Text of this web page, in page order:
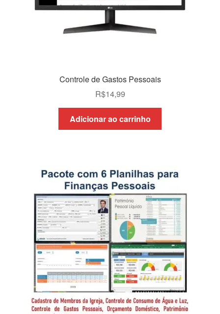
Controle de Gastos Pessoais
R$14,99
Adicionar ao carrinho